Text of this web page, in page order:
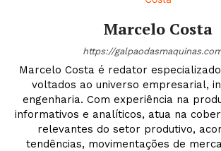
Marcelo Costa
https://
Marcelo Costa é redator
voltados ao universo empresarial,
engenharia. Com experiência na
informativos e analíticos, atua na
relevantes do setor produtivo,
tendências, movimentações de